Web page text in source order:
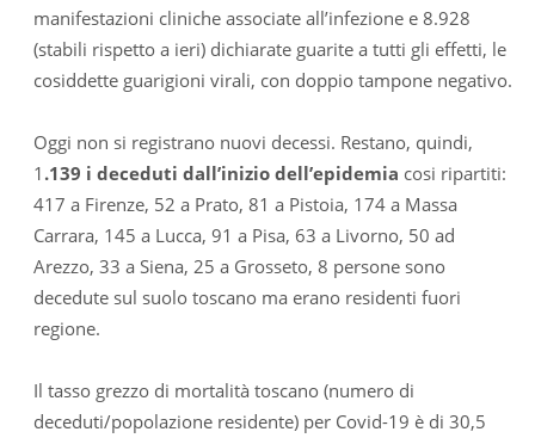
manifestazioni cliniche associate all’infezione e 8.928
(stabili rispetto a ieri) dichiarate guarite a tutti gli effetti, le
cosiddette guarigioni virali, con doppio tampone negativo.
Oggi non si registrano nuovi decessi. Restano, quindi,
1 .139 i deceduti dall’inizio dell’epidemia cosi ripartiti:
417 a Firenze, 52 a Prato, 81 a Pistoia, 174 a Massa
Carrara, 145 a Lucca, 91 a Pisa, 63 a Livorno, 50 ad
Arezzo, 33 a Siena, 25 a Grosseto, 8 persone sono
decedute sul suolo toscano ma erano residenti fuori
regione.
Il tasso grezzo di mortalità toscano (numero di
deceduti/popolazione residente) per Covid-19 è di 30,5